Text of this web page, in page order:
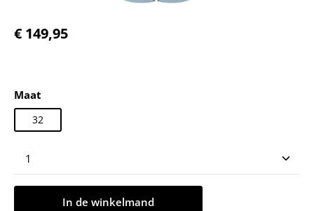
Normale prijs:
€ 149,95
Selecteer
Maat
32
Producthoeveelheid: Voer de gewenste
In de winkelmand